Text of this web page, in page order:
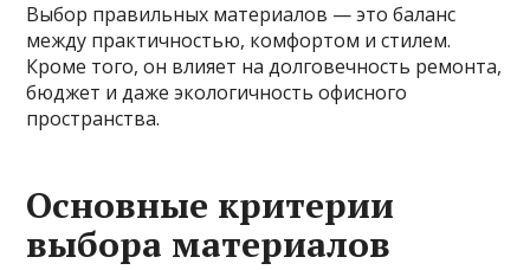
Выбор правильных материалов — это баланс
между практичностью, комфортом и стилем.
Кроме того, он влияет на долговечность ремонта,
бюджет и даже экологичность офисного
пространства.
Основные критерии
выбора материалов